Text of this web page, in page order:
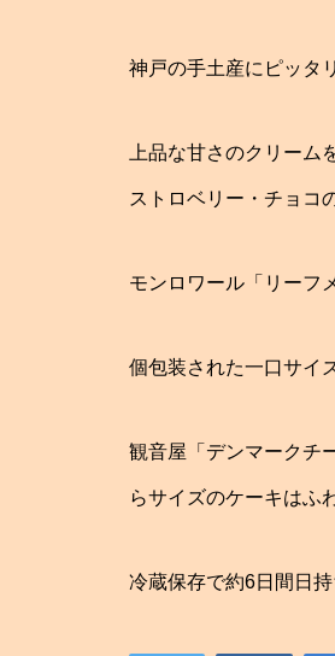
神戸の手土産にピッタ
上品な甘さのクリー
ストロベリー・チョコ
モンロワール「リーフ
個包装された一口サイ
観音屋「デンマークチ
らサイズのケーキはふ
冷蔵保存で約6日間日